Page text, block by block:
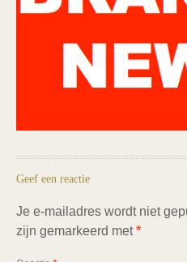
Geef een reactie
Je e-mailadres wordt niet
zijn gemarkeerd met*